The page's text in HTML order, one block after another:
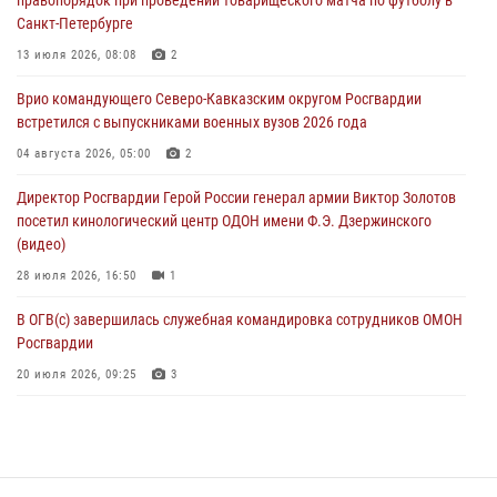
второй годовщине вторжения ВСУ на территорию области
06 августа 2026, 11:56
угрожавшего подростку травматическим пистолетом
06 августа 2026, 11:33
крупная нарколаборатория
Санкт-Петербурге
13 июля 2026, 08:08 2
Врио командующего Северо-Кавказским округом Росгвардии
встретился с выпускниками военных вузов 2026 года
04 августа 2026, 05:00 2
Директор Росгвардии Герой России генерал армии Виктор Золотов
посетил кинологический центр ОДОН имени Ф.Э. Дзержинского
(видео)
28 июля 2026, 16:50 1
В ОГВ(с) завершилась служебная командировка сотрудников ОМОН
Росгвардии
20 июля 2026, 09:25 3